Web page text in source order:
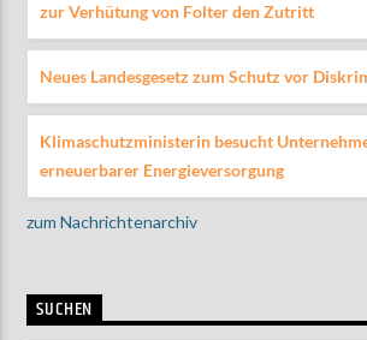
zur Verhütung von Folter den Zutritt
Neues Landesgesetz zum Schutz vor
Klimaschutzministerin besucht
erneuerbarer Energieversorgung
zum Nachrichtenarchiv
SUCHEN